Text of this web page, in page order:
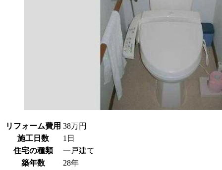
リフォーム費用 38万円
施工日数
1日
住宅の種類
一戸建て
築年数
28年